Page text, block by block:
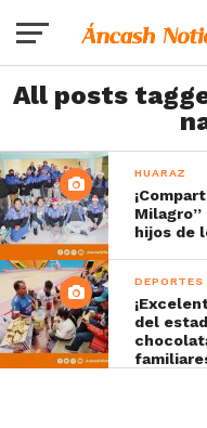
All posts
HUARAZ
Milagro”
hijos de
DEPORTES
del